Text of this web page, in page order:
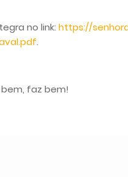
no link: https://
.
faz bem!